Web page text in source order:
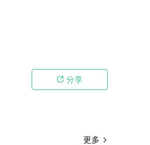
 分享
更多 